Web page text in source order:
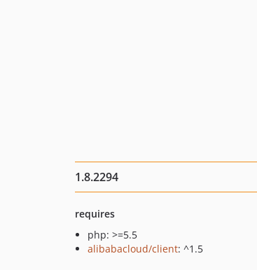
1.8.2294
requires
php: >=5.5
alibabacloud/client: ^1.5